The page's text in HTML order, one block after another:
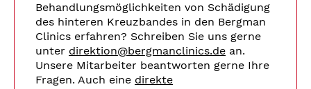
Behandlungsmöglichkeiten von Schädigung
des hinteren Kreuzbandes in den Bergman
Clinics erfahren? Schreiben Sie uns gerne
unter direktion@bergmanclinics.de an.
Unsere Mitarbeiter beantworten gerne Ihre
Fragen. Auch eine direkte